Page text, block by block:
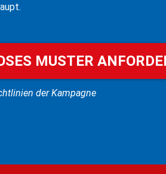
MUSTER
der Kampagne